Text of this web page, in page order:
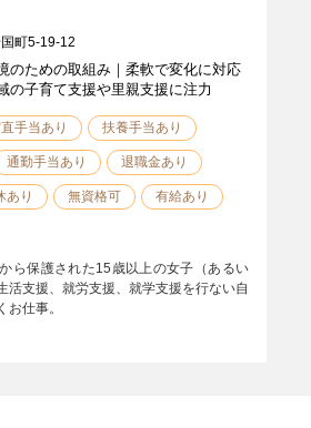
町5-19-12
のための取組み｜柔軟で変化に対応
の子育て支援や里親支援に注力
手当あり 扶養手当あり
通勤手当あり 退職金あり
あり 無資格可 有給あり
ら保護された15歳以上の女子（あるい
活支援、就労支援、就学支援を行ない自
お仕事。